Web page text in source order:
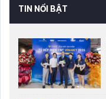
TIN NỔI BẬT